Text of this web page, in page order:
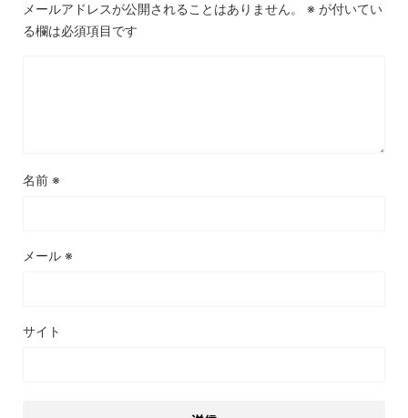
メールアドレスが公開されることはありません。 ※ が付いてい
る欄は必須項目です
名前 ※
メール ※
サイト